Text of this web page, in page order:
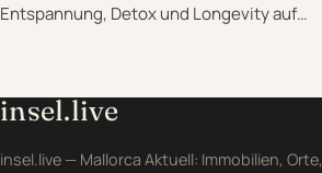
Entspannung, Detox und Longevity auf…
insel.live
insel.live — Mallorca Aktuell: Immobilien, Orte,